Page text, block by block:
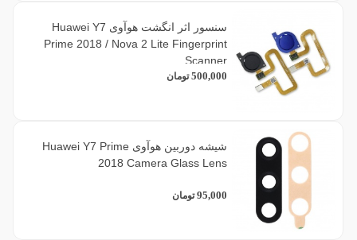
سنسور اثر انگشت هوآوی Huawei Y7
Prime 2018 / Nova 2 Lite Fingerprint
Scanner
500,000 تومان
شیشه دوربین هوآوی Huawei Y7 Prime
2018 Camera Glass Lens
95,000 تومان